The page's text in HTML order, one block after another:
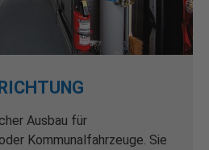
Ausbau für
Kommunalfahrzeuge. Sie